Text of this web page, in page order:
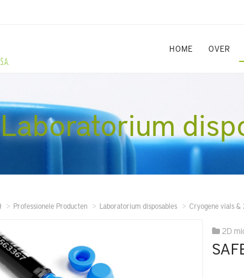
HOME OVER
Laboratorium
Professionele Producten Laboratorium disposables Cryogene vials &
2D